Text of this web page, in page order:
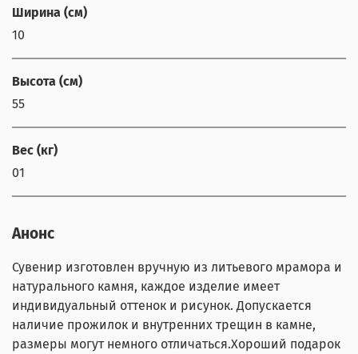
Ширина (см)
10
Высота (см)
55
Вес (кг)
01
Анонс
Сувенир изготовлен вручную из литьевого мрамора и
натурального камня, каждое изделие имеет
индивидуальный оттенок и рисунок. Допускается
наличие прожилок и внутренних трещин в камне,
размеры могут немного отличаться.Хороший подарок